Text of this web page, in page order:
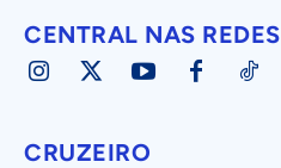
CENTRAL NAS REDES
CRUZEIRO